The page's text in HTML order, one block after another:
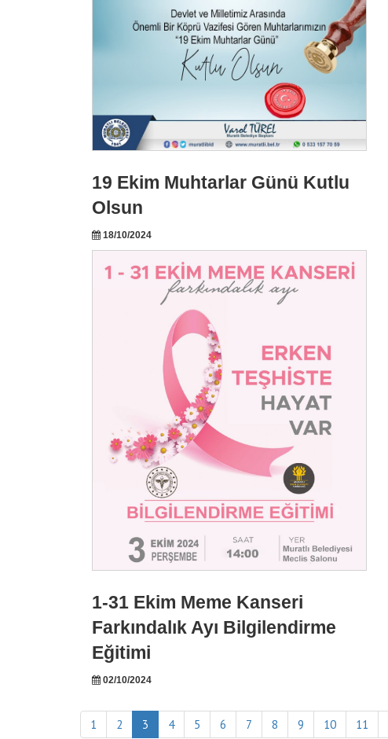
19 Ekim Muhtarlar Günü Kutlu
Olsun
18/10/2024
1-31 Ekim Meme Kanseri
Farkındalık Ayı Bilgilendirme
Eğitimi
02/10/2024
1 2 3 4 5 6 7 8 9 10 11